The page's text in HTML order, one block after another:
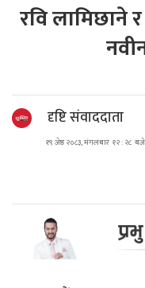
रवि लामिछाने
दृष्टि संवाददाता
१९ जेष्ठ २०८३, मंगलबार १२ : २८ बजे